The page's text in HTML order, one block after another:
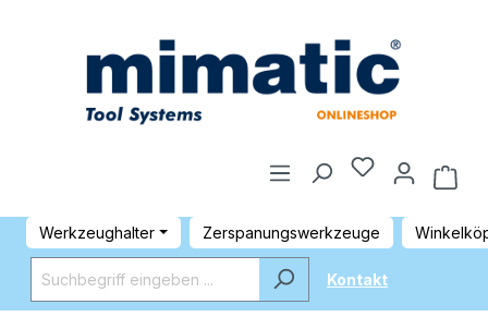
Werkzeughalter Zerspanungswerkzeuge
Kontakt